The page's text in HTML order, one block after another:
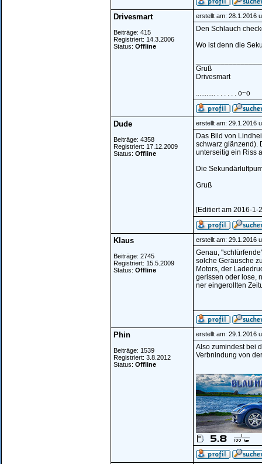
Drivesmart
Beiträge: 415
Registriert: 14.3.2006
Status: Offline
erstellt am: 28.1.2016
Den Schlauch
Wo ist denn die
Gruß
Drivesmart
........... . . . . . . o~o
Dude
Beiträge: 4358
Registriert: 17.12.2009
Status: Offline
erstellt am: 29.1.2016
Das Bild von
schwarz glänzend).
unterseitig ein Riss
Die
Gruß
[Editiert am 2016-1-
Klaus
Beiträge: 2745
Registriert: 15.5.2009
Status: Offline
erstellt am: 29.1.2016
Genau,
solche Geräusche
Motors, der
gerissen oder lose,
ner eingerollten
Phin
Beiträge: 1539
Registriert: 3.8.2012
Status: Offline
erstellt am: 29.1.2016
Also zumindest bei
Verbnindung von